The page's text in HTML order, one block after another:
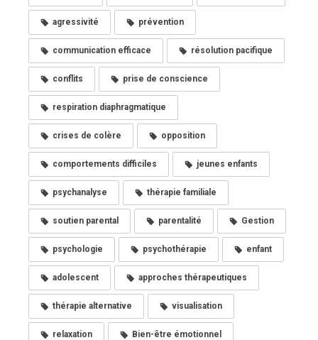
agressivité prévention
communication efficace résolution pacifique
conflits prise de conscience
respiration diaphragmatique
crises de colère opposition
comportements difficiles jeunes enfants
psychanalyse thérapie familiale
soutien parental parentalité Gestion
psychologie psychothérapie enfant
adolescent approches thérapeutiques
thérapie alternative visualisation
relaxation Bien-être émotionnel